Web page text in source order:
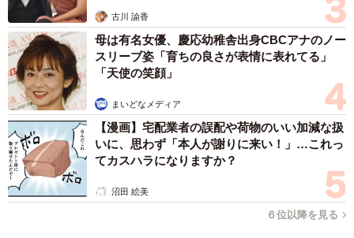
古川 諭香
母は有名女優、慶応幼稚舎出身CBCアナのノー
スリーブ姿「育ちの良さが表情に表れてる」
「天使の笑顔」
まいどなメディア
【漫画】宅配業者の誤配や荷物のいい加減な扱
いに、思わず「本人が謝りに来い！」…これっ
てカスハラになりますか？
沼田 絵美
６位以降を見る